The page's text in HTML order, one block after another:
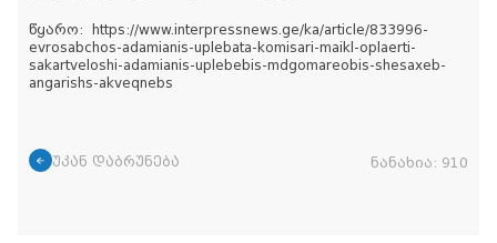
წყარო: https://www.interpressnews.ge/ka/article/833996-
evrosabchos-adamianis-uplebata-komisari-maikl-oplaerti-
sakartveloshi-adamianis-uplebebis-mdgomareobis-shesaxeb-
angarishs-akveqnebs
უკან დაბრუნება ნანახია: 910